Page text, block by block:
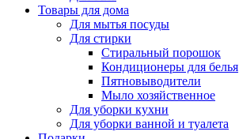
Товары для дома
Для мытья посуды
Для стирки
Стиральный порошок
Кондиционеры для белья
Пятновыводители
Мыло хозяйственное
Для уборки кухни
Для уборки ванной и туалета